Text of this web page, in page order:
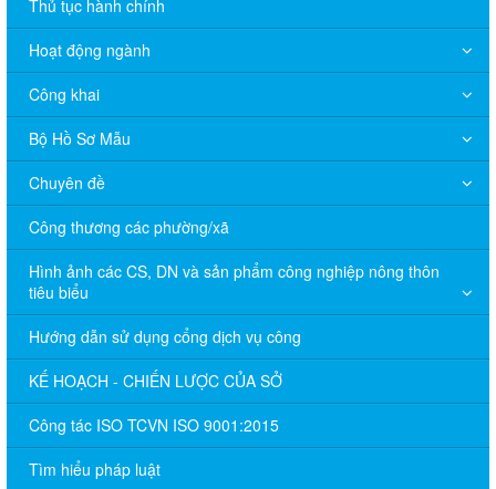
Thủ tục hành chính
Hoạt động ngành
Công khai
Bộ Hồ Sơ Mẫu
Chuyên đề
Công thương các phường/xã
Hình ảnh các CS, DN và sản phẩm công nghiệp nông thôn
tiêu biểu
Hướng dẫn sử dụng cổng dịch vụ công
KẾ HOẠCH - CHIẾN LƯỢC CỦA SỞ
Công tác ISO TCVN ISO 9001:2015
Tìm hiểu pháp luật